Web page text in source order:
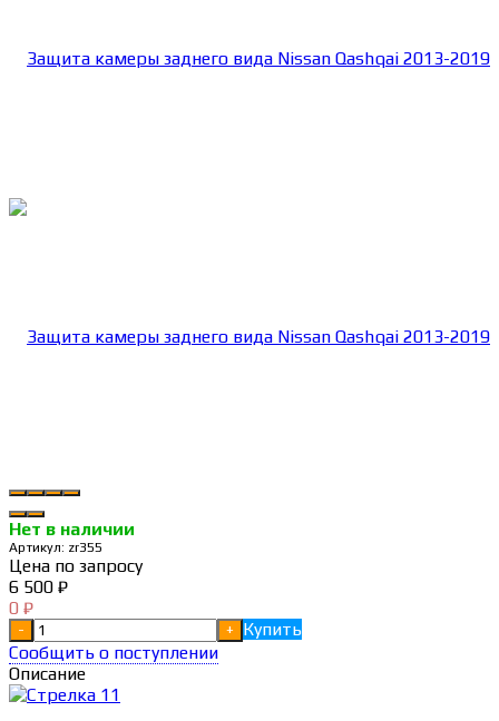
Нет в наличии
Артикул: zr355
Цена по запросу
6 500 ₽
0 ₽
- +
Купить
Сообщить о поступлении
Описание